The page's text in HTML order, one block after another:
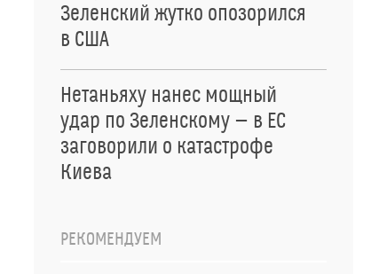
Зеленский жутко опозорился
в США
Нетаньяху нанес мощный
удар по Зеленскому — в ЕС
заговорили о катастрофе
Киева
РЕКОМЕНДУЕМ